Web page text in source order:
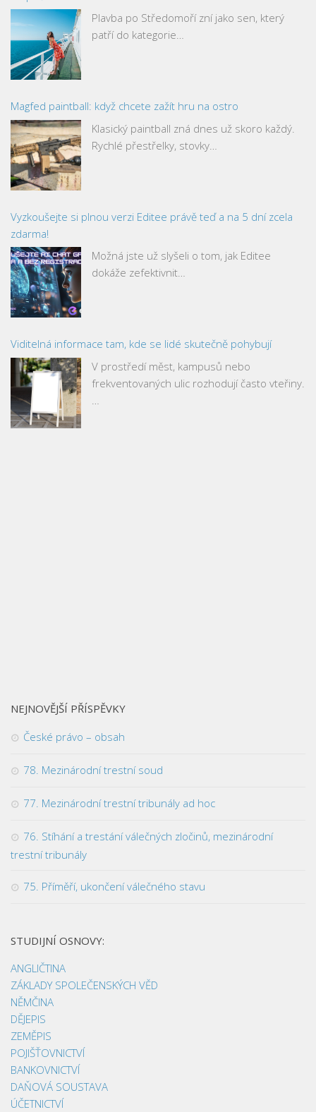
Plavba po Středomoří zní jako sen, který
patří do kategorie…
Magfed paintball: když chcete zažít hru na ostro
Klasický paintball zná dnes už skoro každý.
Rychlé přestřelky, stovky…
Vyzkoušejte si plnou verzi Editee právě teď a na 5 dní zcela
zdarma!
Možná jste už slyšeli o tom, jak Editee
dokáže zefektivnit…
Viditelná informace tam, kde se lidé skutečně pohybují
V prostředí měst, kampusů nebo
frekventovaných ulic rozhodují často vteřiny.
NEJNOVĚJŠÍ PŘÍSPĚVKY
České právo – obsah
78. Mezinárodní trestní soud
77. Mezinárodní trestní tribunály ad hoc
76. Stíhání a trestání válečných zločinů, mezinárodní
trestní tribunály
75. Příměří, ukončení válečného stavu
STUDIJNÍ OSNOVY:
ANGLIČTINA
ZÁKLADY SPOLEČENSKÝCH VĚD
NĚMČINA
DĚJEPIS
ZEMĚPIS
POJIŠŤOVNICTVÍ
BANKOVNICTVÍ
DAŇOVÁ SOUSTAVA
ÚČETNICTVÍ